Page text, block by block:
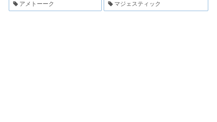
アメトーーク マジェスティック